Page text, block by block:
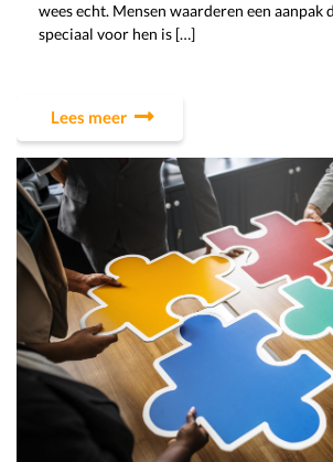
wees echt. Mensen waarderen een aanpak
speciaal voor hen is […]
Lees meer